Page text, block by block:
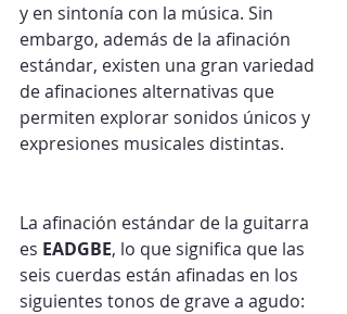
y en sintonía con la música. Sin
embargo, además de la afinación
estándar, existen una gran variedad
de afinaciones alternativas que
permiten explorar sonidos únicos y
expresiones musicales distintas.
La afinación estándar de la guitarra
es EADGBE, lo que significa que las
seis cuerdas están afinadas en los
siguientes tonos de grave a agudo: